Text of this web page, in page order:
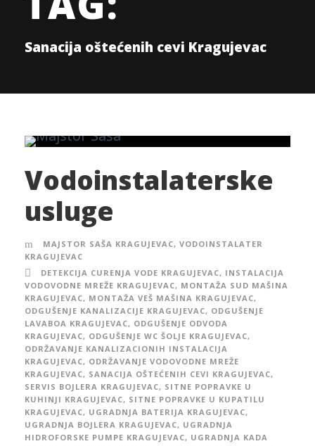
Sanacija oštećenih cevi Kragujevac
Vodoinstalaterske
usluge
MAJSTOR SAŠA KRAGUJEVAC, VODOINSTALATER
KRAGUJEVAC
DETEKCIJA CURENJA VODE KRAGUJEVAC, INSTALACIJA
VODOVODNE MREŽE KRAGUJEVAC, MONTAŽA SUD MAŠINA
KRAGUJEVAC, MONTAŽA VEŠ MAŠINA KRAGUJEVAC,
ODGUŠENJE KANALIZACIJE KRAGUJEVAC, ODGUŠENJE
LAVABOA KRAGUJEVAC, ODGUŠENJE ODVODA
KRAGUJEVAC, ODGUŠENJE WC ŠOLJE KRAGUJEVAC,
ODRŽAVANJE KANALIZACIONIH INSTALACIJA
KRAGUJEVAC, ODRŽAVANJE VODOVODNE MREŽE
KRAGUJEVAC, SANACIJA OŠTEĆENIH CEVI KRAGUJEVAC,
SERVIS BOJLERA KRAGUJEVAC, SITNE POPRAVKE U
KUHINJI KRAGUJEVAC, SITNE POPRAVKE U KUPATILU
KRAGUJEVAC, UGRADNJA BATERIJA KRAGUJEVAC,
UGRADNJA BOJLERA KRAGUJEVAC, UGRADNJA
HIDROFORSKE PUMPE KRAGUJEVAC, UGRADNJA KADA